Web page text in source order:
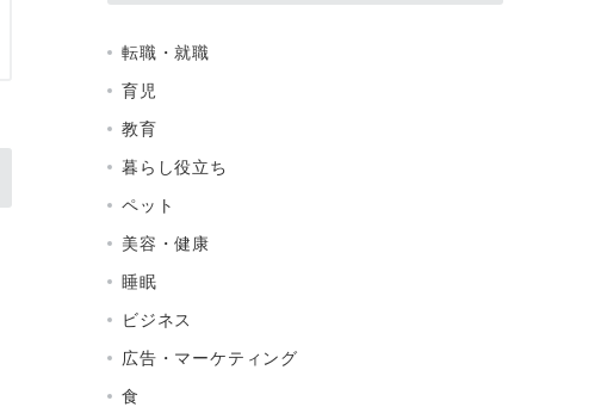
転職・就職
育児
教育
暮らし役立ち
ペット
美容・健康
睡眠
ビジネス
広告・マーケティング
食